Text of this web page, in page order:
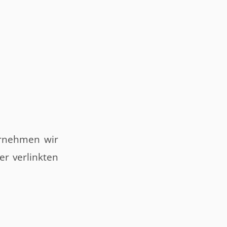
wir
verlinkten